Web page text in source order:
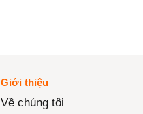
Giới thiệu
Về chúng tôi